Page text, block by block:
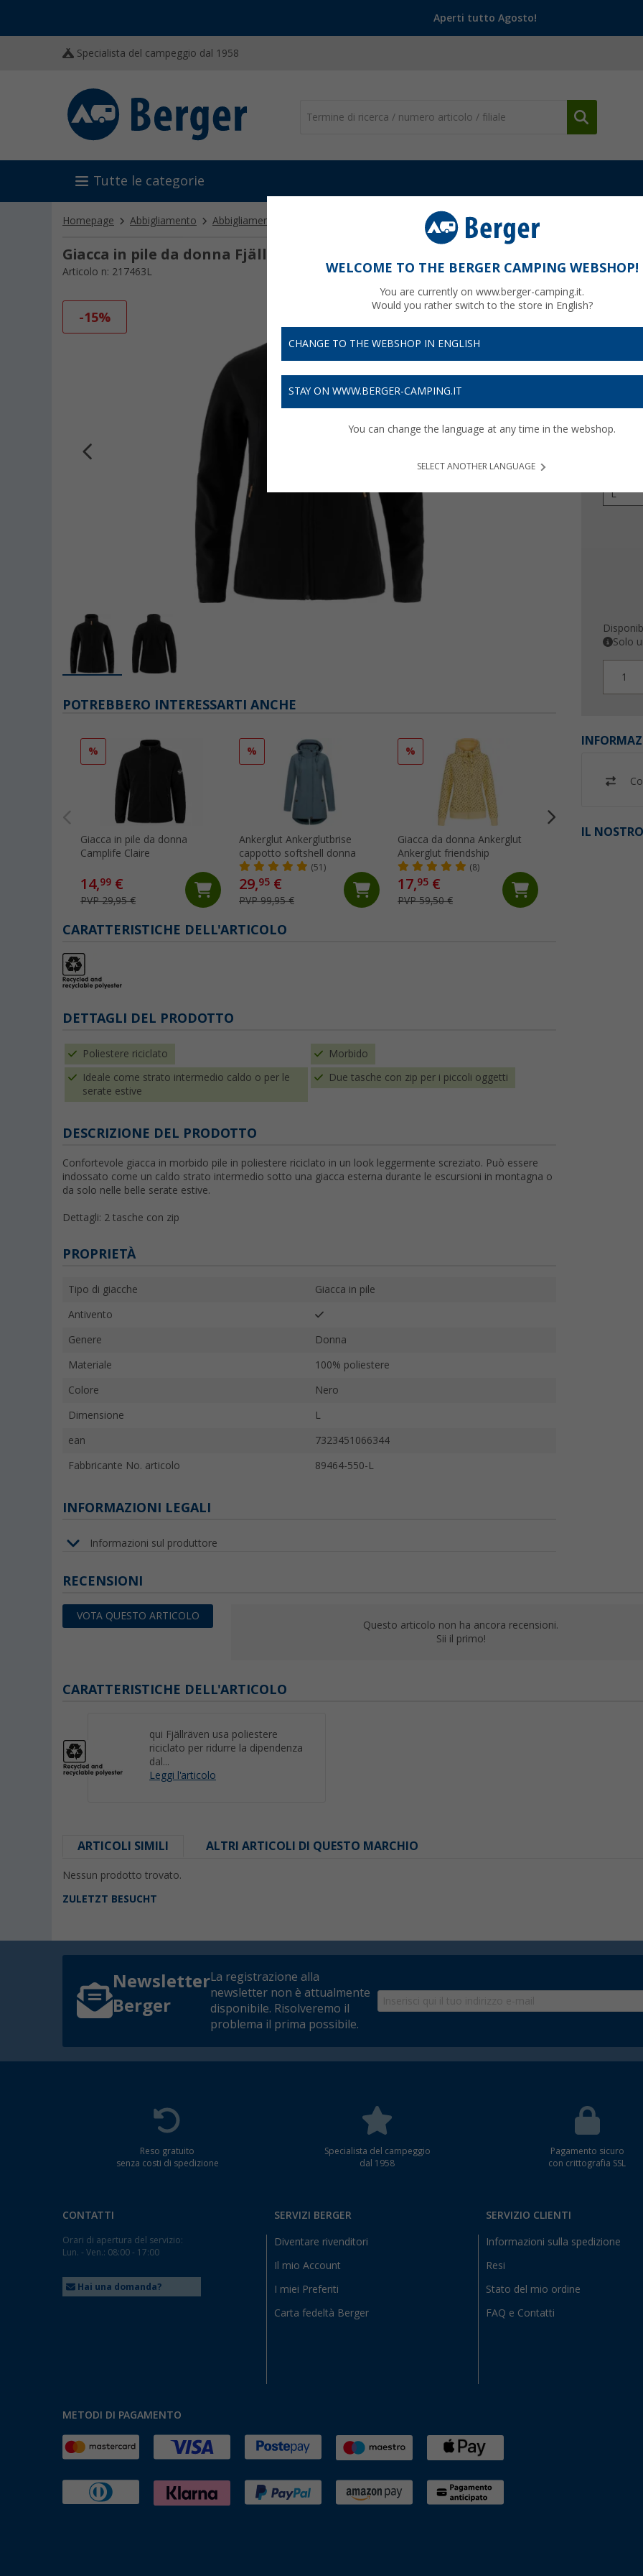
Aperti tutto Agosto!
Specialista del campeggio dal 1958
Tutte le categorie
Homepage Abbigliamento Abbigliamento donna Fjällräven Stina Donna Giacca in pile
Giacca in pile da donna Fjällräven Stina
Articolo n: 217463L
-15%
€
Colore
L
Solo
1
IL
POTREBBERO INTERESSARTI ANCHE
%
Giacca in pile da donna
Camplife Claire
14,99 €
PVP 29,95 €
%
Ankerglut Ankerglutbrise
cappotto softshell donna
(51)
29,95 €
PVP 99,95 €
%
Giacca da donna Ankerglut
Ankerglut friendship
(8)
17,95 €
PVP 59,50 €
Giacca ibrida
CARATTERISTICHE DELL'ARTICOLO
DETTAGLI DEL PRODOTTO
Poliestere riciclato Morbido
Ideale come strato intermedio caldo o per le
serate estive
Due tasche con zip per i piccoli oggetti
DESCRIZIONE DEL PRODOTTO
Confortevole giacca in morbido pile in poliestere riciclato in un look leggermente screziato. Può essere
indossato come un caldo strato intermedio sotto una giacca esterna durante le escursioni in montagna o
da solo nelle belle serate estive.
Dettagli: 2 tasche con zip
PROPRIETÀ
Tipo di giacche Giacca in pile
Antivento
Genere Donna
Materiale 100% poliestere
Colore Nero
Dimensione L
ean 7323451066344
Fabbricante No. articolo 89464-550-L
INFORMAZIONI LEGALI
Informazioni sul produttore
RECENSIONI
VOTA QUESTO ARTICOLO
Questo articolo non ha ancora recensioni.
Sii il primo!
CARATTERISTICHE DELL'ARTICOLO
qui Fjällräven usa poliestere
riciclato per ridurre la dipendenza
dal...
Leggi l'articolo
ARTICOLI SIMILI ALTRI ARTICOLI DI QUESTO MARCHIO
Nessun prodotto trovato.
ZULETZT BESUCHT
Newsletter
Berger
La registrazione alla
newsletter non è attualmente
disponibile. Risolveremo il
problema il prima possibile.
Reso gratuito
senza costi di spedizione
Specialista del campeggio
dal 1958
Pagamento sicuro
con crittografia SSL
CONTATTI
Orari di apertura del servizio:
Lun. - Ven.: 08:00 - 17:00
Hai una domanda?
SERVIZI BERGER
Diventare rivenditori
Il mio Account
I miei Preferiti
Carta fedeltà Berger
SERVIZIO CLIENTI
Informazioni sulla spedizione
Resi
Stato del mio ordine
FAQ e Contatti
METODI DI PAGAMENTO
WELCOME TO THE BERGER CAMPING WEBSHOP!
You are currently on www.berger-camping.it.
Would you rather switch to the store in English?
CHANGE TO THE WEBSHOP IN ENGLISH
STAY ON WWW.BERGER-CAMPING.IT
You can change the language at any time in the webshop.
SELECT ANOTHER LANGUAGE